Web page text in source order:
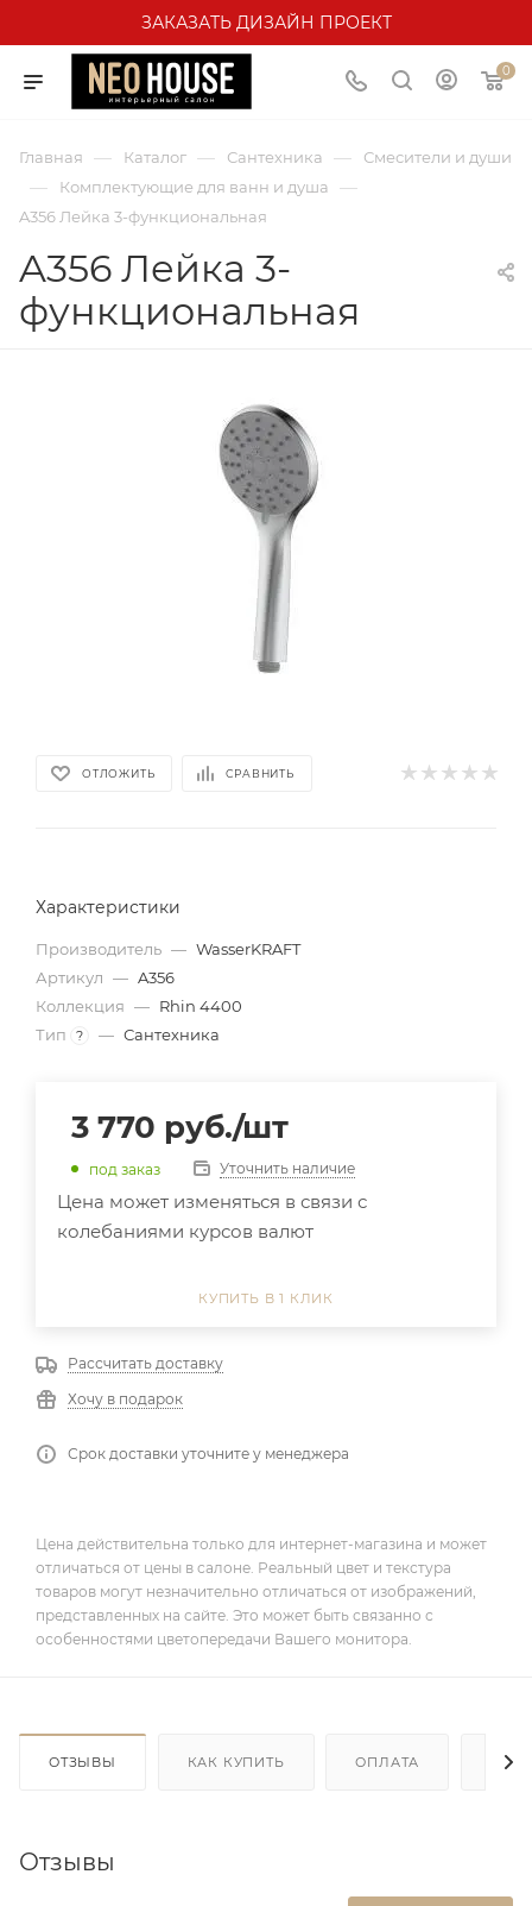
ЗАКАЗАТЬ ДИЗАЙН ПРОЕКТ
0
Главная — Каталог — Сантехника — Смесители и души
— Комплектующие для ванн и душа —
A356 Лейка 3-функциональная
A356 Лейка 3-
функциональная
ОТЛОЖИТЬ СРАВНИТЬ
Характеристики
Производитель — WasserKRAFT
Артикул — A356
Коллекция — Rhin 4400
Тип
? — Сантехника
3 770 руб./шт
под заказ Уточнить наличие
Цена может изменяться в связи с
колебаниями курсов валют
КУПИТЬ В 1 КЛИК
Рассчитать доставку
Хочу в подарок
Срок доставки уточните у менеджера
Цена действительна только для интернет-магазина и может
отличаться от цены в салоне. Реальный цвет и текстура
товаров могут незначительно отличаться от изображений,
представленных на сайте. Это может быть связанно с
особенностями цветопередачи Вашего монитора.
ОТЗЫВЫ КАК КУПИТЬ ОПЛАТА
Отзывы